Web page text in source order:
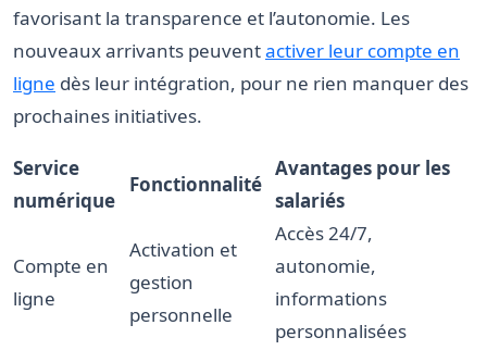
favorisant la transparence et l’autonomie. Les
nouveaux arrivants peuventactiver leur compte en
ligne dès leur intégration, pour ne rien manquer des
prochaines initiatives.
Service
numérique
Fonctionnalité
Avantages pour les
salariés
Compte en
ligne
Activation et
gestion
personnelle
Accès 24/7,
autonomie,
informations
personnalisées